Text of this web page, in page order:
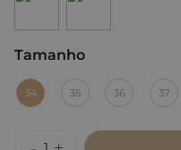
Tamanho
: 34
34 35 36 37